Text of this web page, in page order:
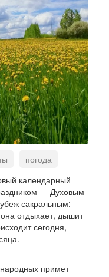
погода
календарный
— Духовым
сакральным:
отдыхает, дышит
сегодня,
примет